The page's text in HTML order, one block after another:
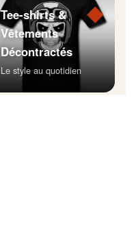
◆
Tee-shirts &
Vêtements
Décontractés
Le style au quotidien